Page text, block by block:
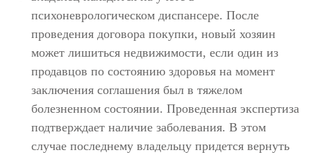
психоневрологическом диспансере. После
проведения договора покупки, новый хозяин
может лишиться недвижимости, если один из
продавцов по состоянию здоровья на момент
заключения соглашения был в тяжелом
болезненном состоянии. Проведенная экспертиза
подтверждает наличие заболевания. В этом
случае последнему владельцу придется вернуть